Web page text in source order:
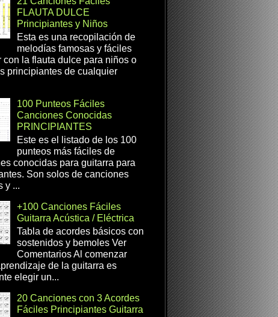
FLAUTA DULCE
Principiantes y Niños
Esta es una recopilación de
melodías famosas y fáciles
con la flauta dulce para niños o
principiantes de cualquier
100 Punteos Fáciles
Canciones Conocidas
PRINCIPIANTES
Este es el listado de los 100
punteos más fáciles de
conocidas para guitarra para
Son solos de canciones
y ...
+100 Canciones Fáciles
Guitarra Acústica / Eléctrica
Tabla de acordes básicos con
sostenidos y bemoles Ver
Comentarios Al comenzar
de la guitarra es
elegir un...
20 Canciones con 3 Acordes
Fáciles Principiantes Guitarra